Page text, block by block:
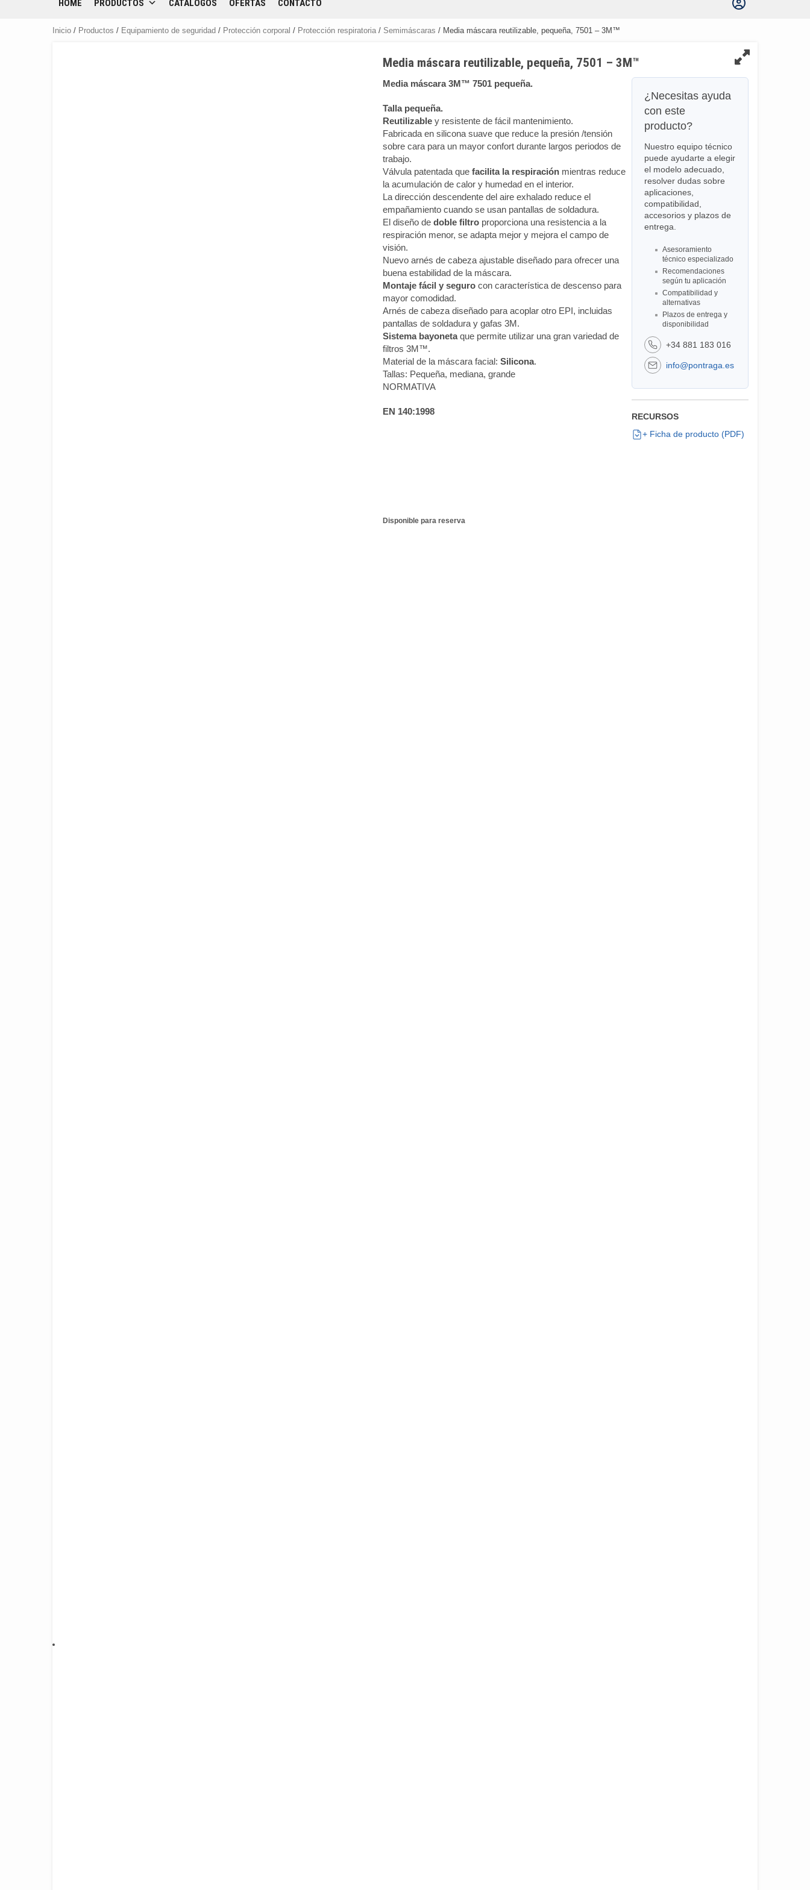
HOME PRODUCTOS CATÁLOGOS OFERTAS CONTACTO
Inicio / Productos / Equipamiento de seguridad / Protección corporal / Protección respiratoria / Semimáscaras / Media máscara reutilizable, pequeña, 7501 – 3M™
Media máscara reutilizable, pequeña, 7501 – 3M™
Media máscara 3M™ 7501 pequeña.
Talla pequeña.
Reutilizable y resistente de fácil mantenimiento.
Fabricada en silicona suave que reduce la presión /tensión
sobre cara para un mayor confort durante largos periodos de
trabajo.
Válvula patentada quefacilita la respiración mientras reduce
la acumulación de calor y humedad en el interior.
La dirección descendente del aire exhalado reduce el
empañamiento cuando se usan pantallas de soldadura.
El diseño dedoble filtro proporciona una resistencia a la
respiración menor, se adapta mejor y mejora el campo de
visión.
Nuevo arnés de cabeza ajustable diseñado para ofrecer una
buena estabilidad de la máscara.
Montaje fácil y seguro con característica de descenso para
mayor comodidad.
Arnés de cabeza diseñado para acoplar otro EPI, incluidas
pantallas de soldadura y gafas 3M.
Sistema bayonetaque permite utilizar una gran variedad de
filtros 3M™.
Material de la máscara facial:Silicona.
Tallas: Pequeña, mediana, grande
NORMATIVA
EN 140:1998
¿Necesitas ayuda
con este
producto?
Nuestro equipo técnico
puede ayudarte a elegir
el modelo adecuado,
resolver dudas sobre
aplicaciones,
compatibilidad,
accesorios y plazos de
entrega.
Asesoramiento
técnico especializado
Recomendaciones
según tu aplicación
Compatibilidad y
alternativas
Plazos de entrega y
disponibilidad
+34 881 183 016
info@pontraga.es
RECURSOS
+ Ficha de producto (PDF)
Disponible para reserva